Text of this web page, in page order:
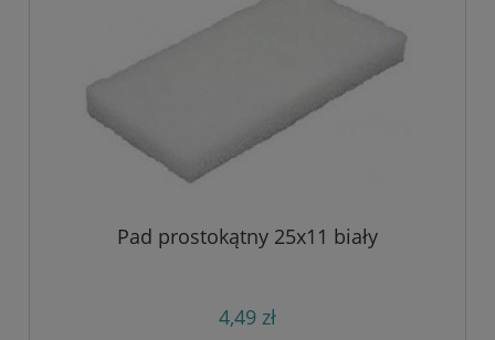
Pad prostokątny 25x11 biały
4,49 zł